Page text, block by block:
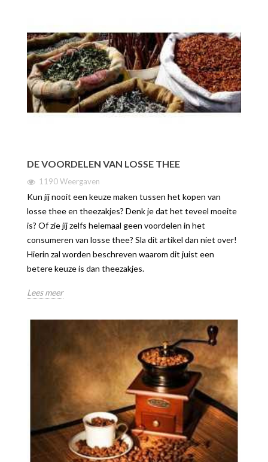
DE VOORDELEN VAN LOSSE THEE
1190 Weergaven
Kun jij nooit een keuze maken tussen het kopen van
losse thee en theezakjes? Denk je dat het teveel moeite
is? Of zie jij zelfs helemaal geen voordelen in het
consumeren van losse thee? Sla dit artikel dan niet over!
Hierin zal worden beschreven waarom dit juist een
betere keuze is dan theezakjes.
Lees meer